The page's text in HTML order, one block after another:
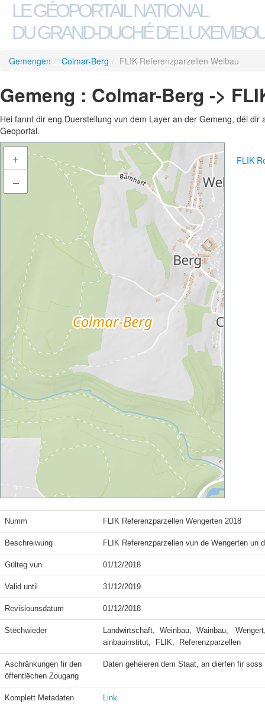
LE GÉOPORTAIL NATIONAL
DU GRAND-DUCHÉ DE
Gemengen / Colmar-Berg / FLIK Referenzparzellen Weibau
Gemeng : Colmar-Berg ->
Hei fannt dir eng Duerstellung vun dem Layer an der Gemeng, déi
Geoportal.
+
–
FLIK
Numm FLIK Referenzparzellen Wengerten 2018
Beschreiwung FLIK Referenzparzellen vun de Wengerten un
Gülteg vun 01/12/2018
Valid until 31/12/2019
Revisiounsdatum 01/12/2018
Stëchwieder
Landwirtschaft,  Weinbau,  Wainbau,
ainbauinstitut,  FLIK,  Referenzparzellen
Aschränkungen fir den
öffentlëchen Zougang
Daten gehéieren dem Staat, an dierfen fir
Komplett Metadaten Link